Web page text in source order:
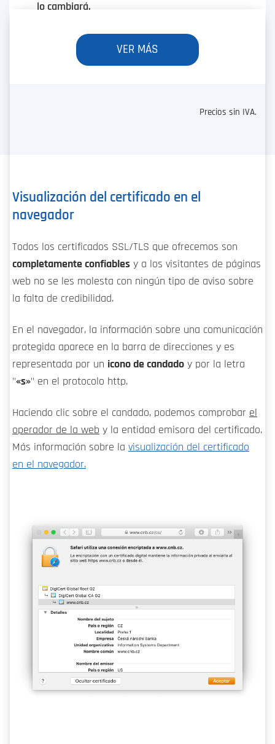
lo cambiará.
VER MÁS
Precios sin IVA.
Visualización del certificado en el
navegador
Todos los certificados SSL/TLS que ofrecemos son
completamente confiables y a los visitantes de páginas
web no se les molesta con ningún tipo de aviso sobre
la falta de credibilidad.
En el navegador, la información sobre una comunicación
protegida aparece en la barra de direcciones y es
representada por un icono de candado y por la letra
"«s»" en el protocolo http.
Haciendo clic sobre el candado, podemos comprobar el
operador de la web y la entidad emisora del certificado.
Más información sobre la visualización del certificado
en el navegador.